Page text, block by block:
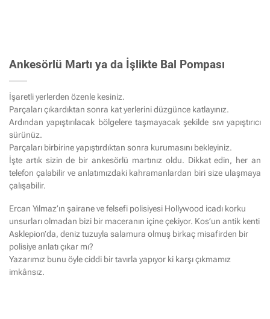
Ankesörlü Martı ya da İşlikte Bal Pompası
İşaretli yerlerden özenle kesiniz.
Parçaları çıkardıktan sonra kat yerlerini düzgünce katlayınız.
Ardından yapıştırılacak bölgelere taşmayacak şekilde sıvı yapıştırıcı
sürünüz.
Parçaları birbirine yapıştırdıktan sonra kurumasını bekleyiniz.
İşte artık sizin de bir ankesörlü martınız oldu. Dikkat edin, her an
telefon çalabilir ve anlatımızdaki kahramanlardan biri size ulaşmaya
çalışabilir.
Ercan Yılmaz’ın şairane ve felsefi polisiyesi Hollywood icadı korku
unsurları olmadan bizi bir maceranın içine çekiyor. Kos’un antik kenti
Asklepion’da, deniz tuzuyla salamura olmuş birkaç misafirden bir
polisiye anlatı çıkar mı?
Yazarımız bunu öyle ciddi bir tavırla yapıyor ki karşı çıkmamız
imkânsız.